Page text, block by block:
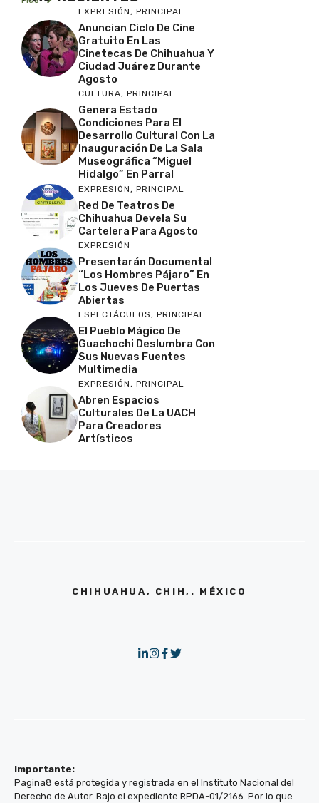
EXPRESIÓN, PRINCIPAL
Anuncian Ciclo De Cine
Gratuito En Las
Cinetecas De Chihuahua Y
Ciudad Juárez Durante
Agosto
CULTURA, PRINCIPAL
Genera Estado
Condiciones Para El
Desarrollo Cultural Con La
Inauguración De La Sala
Museográfica “Miguel
Hidalgo” En Parral
EXPRESIÓN , PRINCIPAL
Red De Teatros De
Chihuahua Devela Su
Cartelera Para Agosto
EXPRESIÓN
Presentarán Documental
“Los Hombres Pájaro” En
Los Jueves De Puertas
Abiertas
ESPECTÁCULOS, PRINCIPAL
El Pueblo Mágico De
Guachochi Deslumbra Con
Sus Nuevas Fuentes
Multimedia
EXPRESIÓN, PRINCIPAL
Abren Espacios
Culturales De La UACH
Para Creadores
Artísticos
CHIHUAHUA, CHIH,. MÉXICO
Importante:
Pagina8 está protegida y registrada en el Instituto Nacional del
Derecho de Autor. Bajo el expediente RPDA-01/2166. Por lo que